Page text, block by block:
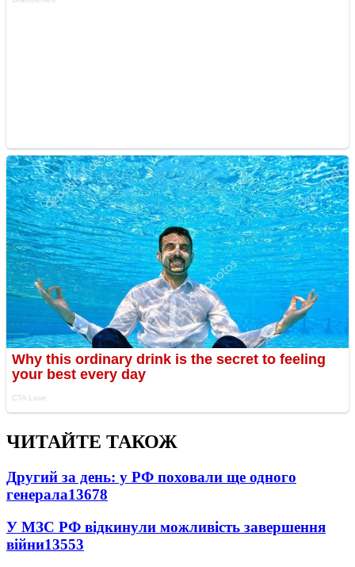
ЧИТАЙТЕ ТАКОЖ
Другий за день: у РФ поховали ще одного
генерала13678
У МЗС РФ відкинули можливість завершення
війни13553